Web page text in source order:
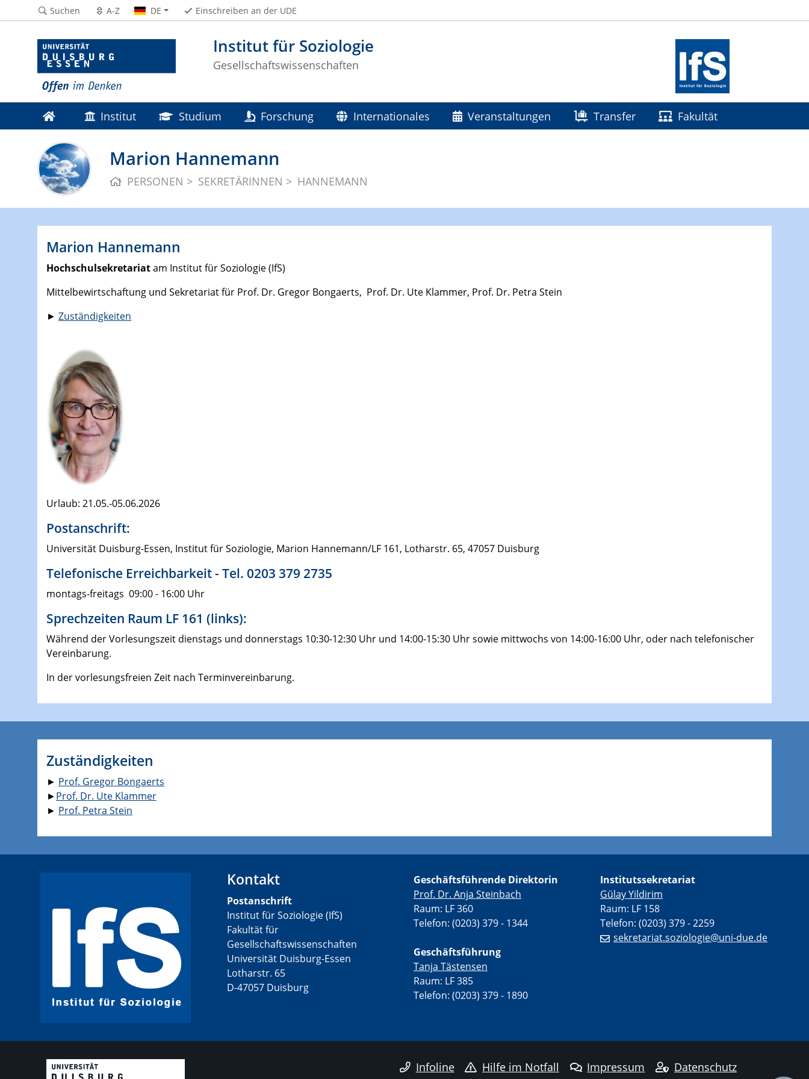
Institut für Soziologie
Gesellschaftswissenschaften
Suchen A-Z DE Einschreiben an der UDE
Institut Studium Forschung Internationales Veranstaltungen Transfer Fakultät
Marion Hannemann
PERSONEN SEKRETÄRINNEN HANNEMANN
Marion Hannemann
Hochschulsekretariatam Institut für Soziologie (IfS)
Mittelbewirtschaftung und Sekretariat für Prof. Dr. Gregor Bongaerts, Prof. Dr. Ute Klammer, Prof. Dr. Petra Stein
► Zuständigkeiten
​Urlaub: 21.05.-05.06.2026
Postanschrift:
Universität Duisburg-Essen, Institut für Soziologie, Marion Hannemann/LF 161, Lotharstr. 65, 47057 Duisburg
Telefonische Erreichbarkeit - Tel. 0203 379 2735
montags-freitags 09:00 - 16:00 Uhr
Sprechzeiten Raum LF 161 (links):
Während der Vorlesungszeit dienstags und donnerstags 10:30-12:30 Uhr und 14:00-15:30 Uhr sowie mittwochs von 14:00-16:00 Uhr, oder nach telefonischer
Vereinbarung.
In der vorlesungsfreien Zeit nach Terminvereinbarung.
Zuständigkeiten
► Prof. Gregor Bongaerts
►Prof. Dr. Ute Klammer
​► Prof. Petra Stein
Kontakt
Postanschrift
Institut für Soziologie (IfS)
Fakultät für
Gesellschaftswissenschaften
Universität Duisburg-Essen
Lotharstr. 65
D-47057 Duisburg
Geschäftsführende Direktorin
Prof. Dr. Anja Steinbach
Raum: LF 360
Telefon: (0203) 379 - 1344
Geschäftsführung
Tanja Tästensen
Raum: LF 385
Telefon: (0203) 379 - 1890
Institutssekretariat
Gülay Yildirim
Raum: LF 158
Telefon: (0203) 379 - 2259
sekretariat.soziologie@uni-due.de
Infoline Hilfe im Notfall Impressum Datenschutz